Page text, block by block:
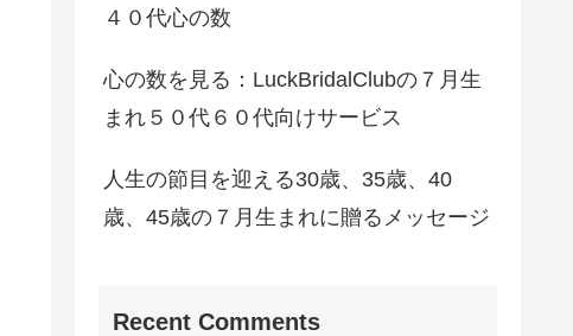
４０代心の数
心の数を見る：LuckBridalClubの７月生
まれ５０代６０代向けサービス
人生の節目を迎える30歳、35歳、40
歳、45歳の７月生まれに贈るメッセージ
Recent Comments